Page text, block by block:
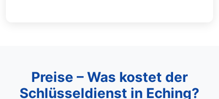
Preise – Was kostet der
Schlüsseldienst in Eching?